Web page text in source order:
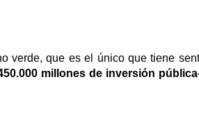
verde, que es el único que tiene
millones de inversión